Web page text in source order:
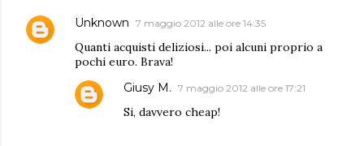
Unknown 7 maggio 2012 alle ore 14:35
Quanti acquisti deliziosi... poi alcuni proprio a
pochi euro. Brava!
Giusy M. 7 maggio 2012 alle ore 17:21
Si, davvero cheap!